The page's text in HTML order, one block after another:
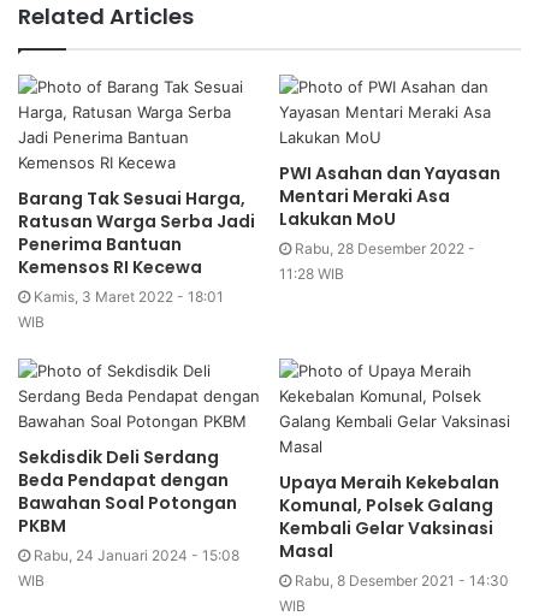
Related Articles
Barang Tak Sesuai Harga,
Ratusan Warga Serba Jadi
Penerima Bantuan
Kemensos RI Kecewa
Kamis, 3 Maret 2022 - 18:01
WIB
PWI Asahan dan Yayasan
Mentari Meraki Asa
Lakukan MoU
Rabu, 28 Desember 2022 -
11:28 WIB
Sekdisdik Deli Serdang
Beda Pendapat dengan
Bawahan Soal Potongan
PKBM
Rabu, 24 Januari 2024 - 15:08
WIB
Upaya Meraih Kekebalan
Komunal, Polsek Galang
Kembali Gelar Vaksinasi
Masal
Rabu, 8 Desember 2021 - 14:30
WIB